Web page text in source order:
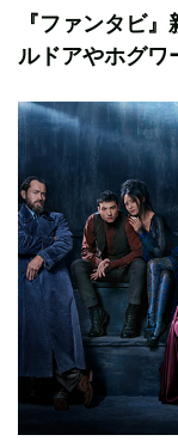
『ファンタビ
ルドアやホグワ